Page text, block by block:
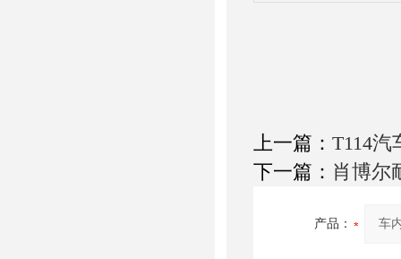
上一篇： T114汽
下一篇： 肖博尔
产品：